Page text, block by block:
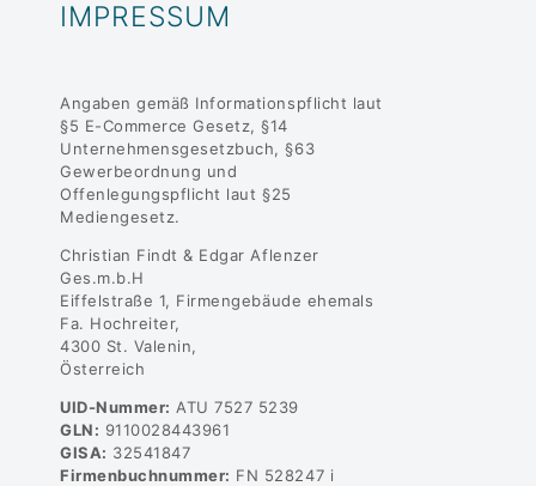
IMPRESSUM
Angaben gemäß Informationspflicht laut
§5 E-Commerce Gesetz, §14
Unternehmensgesetzbuch, §63
Gewerbeordnung und
Offenlegungspflicht laut §25
Mediengesetz.
Christian Findt & Edgar Aflenzer
Ges.m.b.H
Eiffelstraße 1, Firmengebäude ehemals
Fa. Hochreiter,
4300 St. Valenin,
Österreich
UID-Nummer: ATU 7527 5239
GLN: 9110028443961
GISA: 32541847
Firmenbuchnummer: FN 528247 i